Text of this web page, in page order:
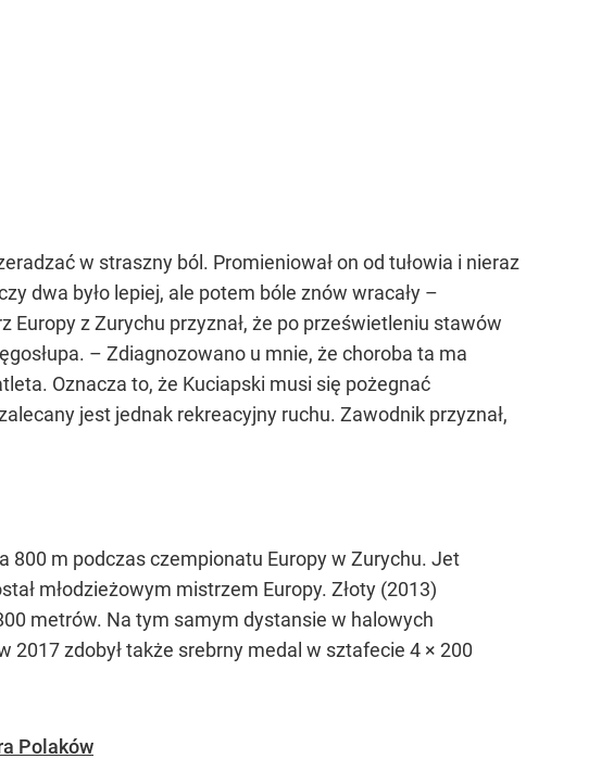
w straszny ból. Promieniował on od tułowia i nieraz
dwa było lepiej, ale potem bóle znów wracały –
Europy z Zurychu przyznał, że po prześwietleniu stawów
– Zdiagnozowano u mnie, że choroba ta ma
Oznacza to, że Kuciapski musi się pożegnać
jest jednak rekreacyjny ruchu. Zawodnik przyznał,
800 m podczas czempionatu Europy w Zurychu. Jet
młodzieżowym mistrzem Europy. Złoty (2013)
metrów. Na tym samym dystansie w halowych
2017 zdobył także srebrny medal w sztafecie 4 × 200
Polaków